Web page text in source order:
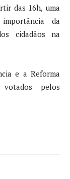
das 16h, uma
da
cidadãos na
e a Reforma
pelos